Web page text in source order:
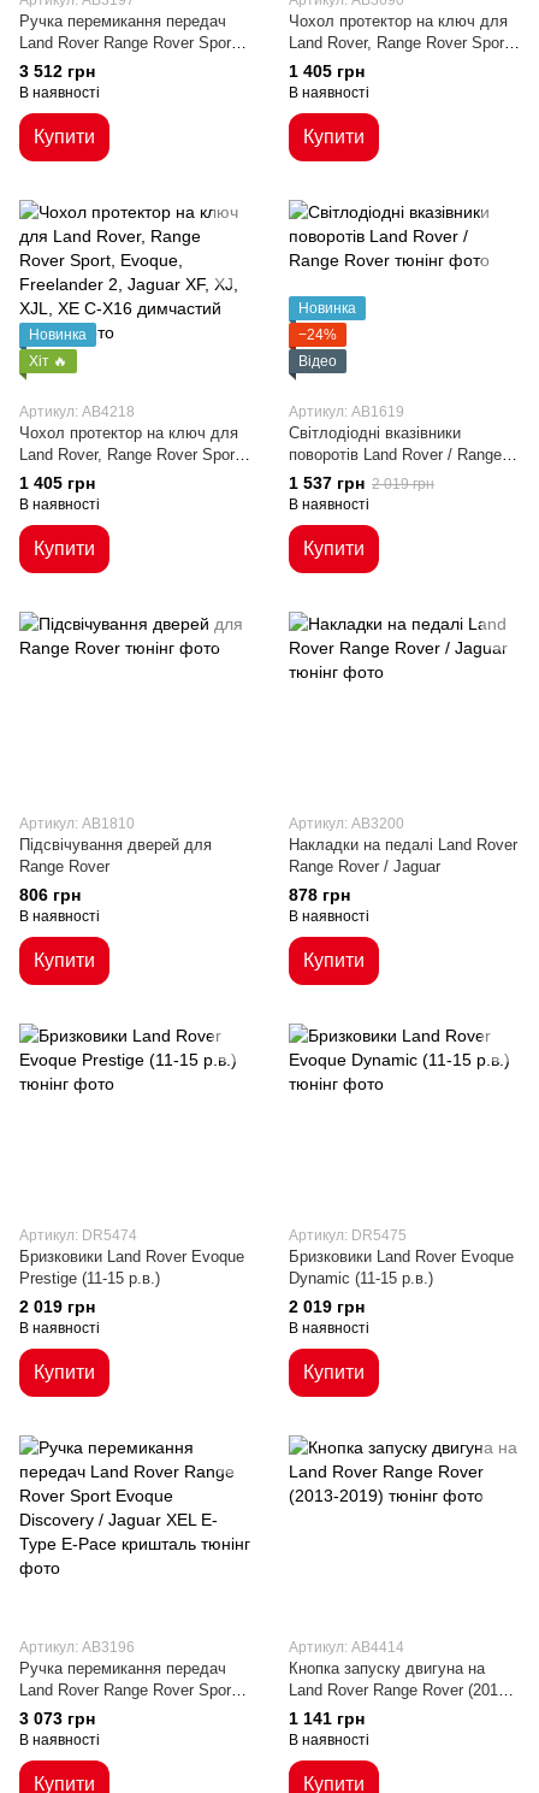
Ручка перемикання передач
Land Rover Range Rover Sport
Evoque Discovery кришталь
3 512 грн
В наявності
Купити
Чохол протектор на ключ для
Land Rover, Range Rover Sport,
Evoque, Freelander 2, Jaguar
XF, XJ, XJL, XE C-X16
1 405 грн
В наявності
Купити
Новинка
Хіт 🔥
Артикул: AB4218
Чохол протектор на ключ для
Land Rover, Range Rover Sport,
Evoque, Freelander 2, Jaguar
XF, XJ, XJL, XE C-X16
1 405 грн
В наявності
Купити
Новинка
−24%
Відео
Артикул: AB1619
Світлодіодні вказівники
поворотів Land Rover / Range
Rover
1 537 грн 2 019 грн
В наявності
Купити
Артикул: AB1810
Підсвічування дверей для
Range Rover
806 грн
В наявності
Купити
Артикул: AB3200
Накладки на педалі Land Rover
Range Rover / Jaguar
878 грн
В наявності
Купити
Артикул: DR5474
Бризковики Land Rover Evoque
Prestige (11-15 р.в.)
2 019 грн
В наявності
Купити
Артикул: DR5475
Бризковики Land Rover Evoque
Dynamic (11-15 р.в.)
2 019 грн
В наявності
Купити
Артикул: AB3196
Ручка перемикання передач
Land Rover Range Rover Sport
Evoque Discovery / Jaguar XEL
E-Type E-Pace кришталь
3 073 грн
В наявності
Купити
Артикул: AB4414
Кнопка запуску двигуна на
Land Rover Range Rover (2013-
2019)
1 141 грн
В наявності
Купити